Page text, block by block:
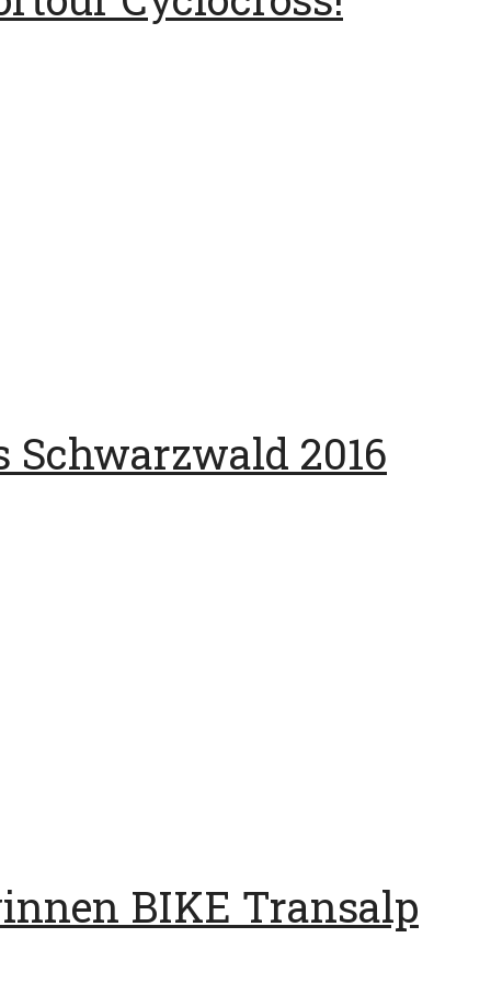
2016
BIKE Transalp